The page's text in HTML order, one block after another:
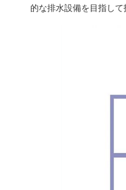
的な排水設備を目指し